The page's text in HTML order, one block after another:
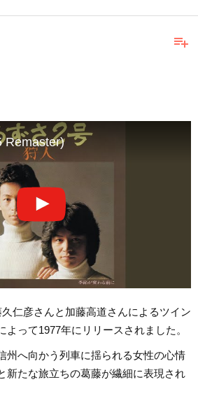
playlist_add
Remaster)
久仁彦さんと加藤高道さんによるツイン
よって1977年にリリースされました。
州へ向かう列車に揺られる女性の心情
新たな旅立ちの葛藤が繊細に表現され